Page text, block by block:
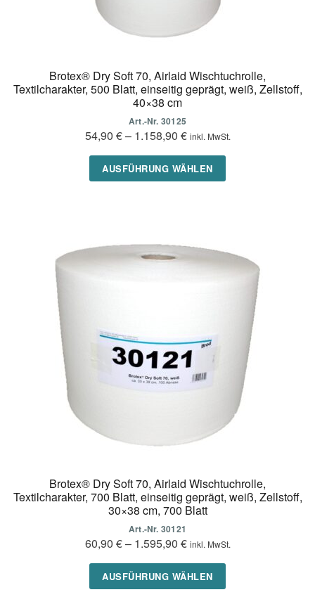
Brotex® Dry Soft 70, Airlaid Wischtuchrolle,
Textilcharakter, 500 Blatt, einseitig geprägt, weiß, Zellstoff,
40×38 cm
Art.-Nr. 30125
54,90 €– 1.158,90 € inkl. MwSt.
AUSFÜHRUNG WÄHLEN
Produkt
auf.
Die
Optionen
können
Produktseite
gewählt
werden
Brotex® Dry Soft 70, Airlaid Wischtuchrolle,
Textilcharakter, 700 Blatt, einseitig geprägt, weiß, Zellstoff,
30×38 cm, 700 Blatt
Art.-Nr. 30121
60,90 €– 1.595,90 € inkl. MwSt.
AUSFÜHRUNG WÄHLEN
Produkt